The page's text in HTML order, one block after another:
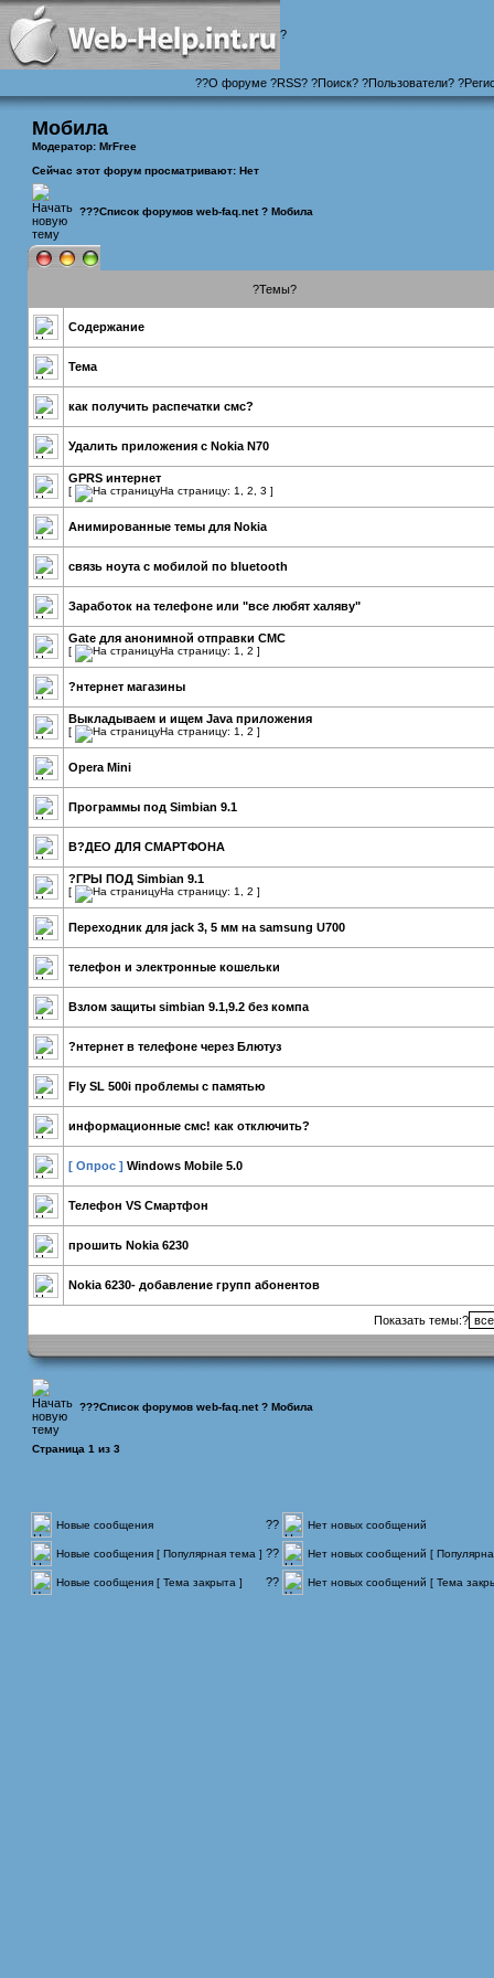
?
??О форуме?RSS? ?Поиск? ?Пользователи? ?
Мобила
Модератор: MrFree
Сейчас этот форум просматривают: Нет
???Список форумов web-faq.net? Мобила
?Темы?
Содержание
Тема
как получить распечатки смс?
Удалить приложения с Nokia N70
GPRS интернет
[ На страницу: 1 2 3 ]
Анимированные темы для Nokia
связь ноута с мобилой по bluetooth
Заработок на телефоне или "все любят халяву"
Gate для анонимной отправки СМС
[ На страницу: 1 2 ]
?нтернет магазины
Выкладываем и ищем Java приложения
[ На страницу: 1 2 ]
Opera Mini
Программы под Simbian 9.1
В?ДЕО ДЛЯ СМАРТФОНА
?ГРЫ ПОД Simbian 9.1
[ На страницу: 1 2 ]
Переходник для jack 3, 5 мм на samsung U700
телефон и электронные кошельки
Взлом защиты simbian 9.1,9.2 без компа
?нтернет в телефоне через Блютуз
Fly SL 500i проблемы с памятью
информационные смс! как отключить?
[ Опрос ] Windows Mobile 5.0
Телефон VS Смартфон
прошить Nokia 6230
Nokia 6230- добавление групп абонентов
Показать темы:?
???Список форумов web-faq.net? Мобила
Страница 1 из 3
Новые сообщения ?? Нет новых сообщений
Новые сообщения [ Популярная тема ] ?? Нет новых сообщений [
Новые сообщения [ Тема закрыта ] ?? Нет новых сообщений [ Тема